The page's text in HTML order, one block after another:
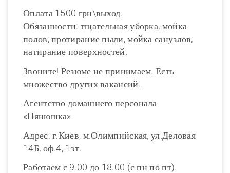
Оплата 1500 грн\выход.
Обязанности: тщательная уборка, мойка
полов, протирание пыли, мойка санузлов,
натирание поверхностей.
Звоните! Резюме не принимаем. Есть
множество других вакансий.
Агентство домашнего персонала
«Нянюшка»
Адрес: г.Киев, м.Олимпийская, ул.Деловая
14Б, оф.4, 1эт.
Работаем с 9.00 до 18.00 (с пн по пт).